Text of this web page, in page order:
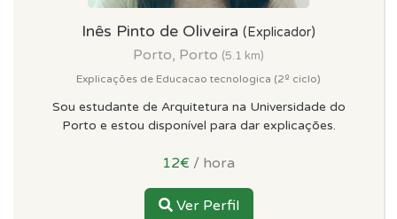
Inês Pinto de Oliveira (Explicador)
Porto, Porto (5.1 km)
Explicações de Educacao tecnologica (2º ciclo)
Sou estudante de Arquitetura na Universidade do
Porto e estou disponível para dar explicações.
12€ / hora
Ver Perfil